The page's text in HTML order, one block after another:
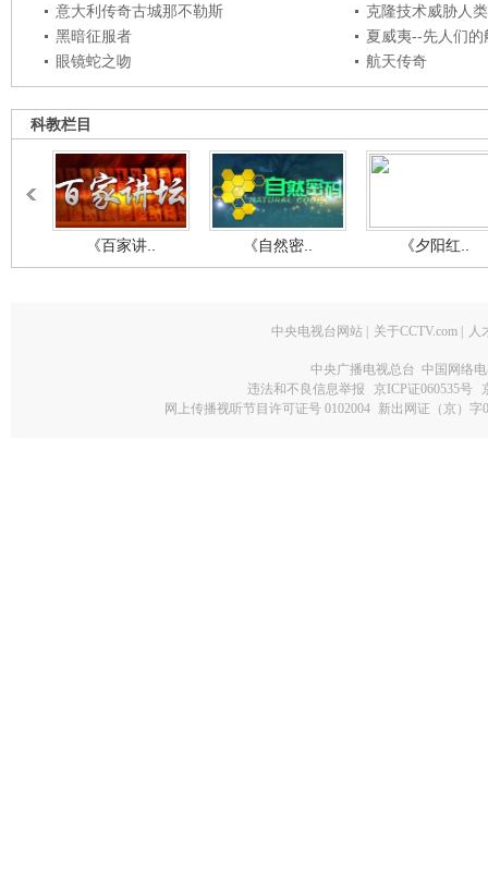
意大利传奇古城那不勒斯
克隆技术威胁人
黑暗征服者
夏威夷--先人们的
眼镜蛇之吻
航天传奇
科教栏目
《百家讲.. 《自然密.. 《夕阳红..
中央电视台网站 | 关于CCTV.com | 人
中央广播电视总台 中国网络
违法和不良信息举报
京ICP证060535号
网上传播视听节目许可证号 0102004 新出网证（京）